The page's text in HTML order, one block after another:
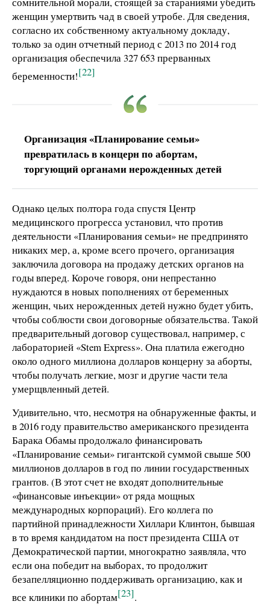
женщин умертвить чад в своей утробе. Для сведения,
согласно их собственному актуальному докладу,
только за один отчетный период с 2013 по 2014 год
организация обеспечила 327 653 прерванных
беременности![22]
Организация «Планирование семьи»
превратилась в концерн по абортам,
торгующий органами нерожденных детей
Однако целых полтора года спустя Центр
медицинского прогресса установил, что против
деятельности «Планирования семьи» не предпринято
никаких мер, а, кроме всего прочего, организация
заключила договора на продажу детских органов на
годы вперед. Короче говоря, они непрестанно
нуждаются в новых пополнениях от беременных
женщин, чьих нерожденных детей нужно будет убить,
чтобы соблюсти свои договорные обязательства. Такой
предварительный договор существовал, например, с
лабораторией «Stem Express». Она платила ежегодно
около одного миллиона долларов концерну за аборты,
чтобы получать легкие, мозг и другие части тела
умерщвленный детей.
Удивительно, что, несмотря на обнаруженные факты, и
в 2016 году правительство американского президента
Барака Обамы продолжало финансировать
«Планирование семьи» гигантской суммой свыше 500
миллионов долларов в год по линии государственных
грантов. (В этот счет не входят дополнительные
«финансовые инъекции» от ряда мощных
международных корпораций). Его коллега по
партийной принадлежности Хиллари Клинтон, бывшая
в то время кандидатом на пост президента США от
Демократической партии, многократно заявляла, что
если она победит на выборах, то продолжит
безапелляционно поддерживать организацию, как и
все клиники по абортам[23].